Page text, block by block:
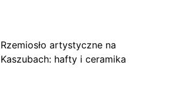
Rzemiosło artystyczne na
Kaszubach: hafty i ceramika